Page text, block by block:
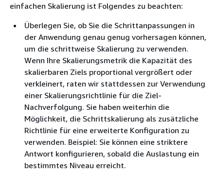
einfachen Skalierung ist Folgendes zu beachten:
Überlegen Sie, ob Sie die Schrittanpassungen in
der Anwendung genau genug vorhersagen können,
um die schrittweise Skalierung zu verwenden.
Wenn Ihre Skalierungsmetrik die Kapazität des
skalierbaren Ziels proportional vergrößert oder
verkleinert, raten wir stattdessen zur Verwendung
einer Skalierungsrichtlinie für die Ziel-
Nachverfolgung. Sie haben weiterhin die
Möglichkeit, die Schrittskalierung als zusätzliche
Richtlinie für eine erweiterte Konfiguration zu
verwenden. Beispiel: Sie können eine striktere
Antwort konfigurieren, sobald die Auslastung ein
bestimmtes Niveau erreicht.